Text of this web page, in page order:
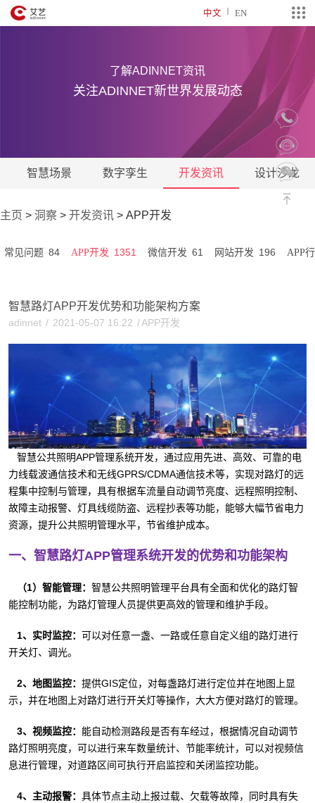
中文 EN
了解ADINNET资讯
关注ADINNET新世界发展动态
智慧场景 数字孪生 开发资讯 设计沙龙
主页 > 洞察 > 开发资讯 > APP开发
常见问题 84 APP开发 1351 微信开发 61 网站开发 196 APP
智慧路灯APP开发优势和功能架构方案
adinnet / 2021-05-07 16:22 /APP开发
智慧公共照明APP管理系统开发，通过应用先进、高效、可靠的电
力线载波通信技术和无线GPRS/CDMA通信技术等，实现对路灯的远
程集中控制与管理，具有根据车流量自动调节亮度、远程照明控制、
故障主动报警、灯具线缆防盗、远程抄表等功能，能够大幅节省电力
资源，提升公共照明管理水平，节省维护成本。
一、智慧路灯APP管理系统开发的优势和功能架构
（1）智能管理： 智慧公共照明管理平台具有全面和优化的路灯智
能控制功能，为路灯管理人员提供更高效的管理和维护手段。
1、实时监控： 可以对任意一盏、一路或任意自定义组的路灯进行
开关灯、调光。
2、地图监控： 提供GIS定位，对每盏路灯进行定位并在地图上显
示，并在地图上对路灯进行开关灯等操作，大大方便对路灯的管理。
3、视频监控： 能自动检测路段是否有车经过，根据情况自动调节
路灯照明亮度，可以进行来车数量统计、节能率统计，可以对视频信
息进行管理，对道路区间可执行开启监控和关闭监控功能。
4、主动报警： 具体节点主动上报过载、欠载等故障，同时具有失